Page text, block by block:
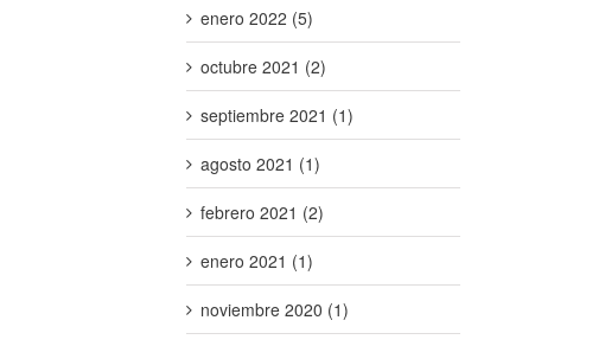
enero 2022 (5)
octubre 2021 (2)
septiembre 2021 (1)
agosto 2021 (1)
febrero 2021 (2)
enero 2021 (1)
noviembre 2020 (1)